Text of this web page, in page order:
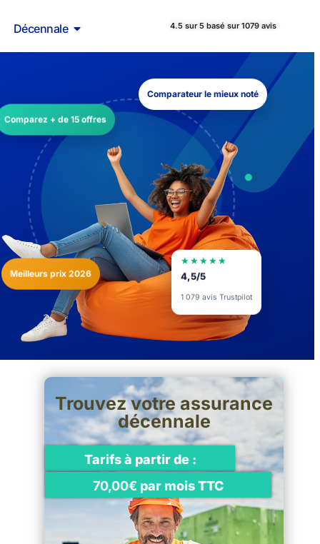
Décennale 4.5 sur 5 basé sur 1079 avis
Comparez + de 15 offres
Meilleurs prix 2026
Comparateur le mieux noté
★★★★★
4,5/5
1 079 avis Trustpilot
Trouvez votre assurance
décennale
Tarifs à partir de :
70,00€ par mois TTC